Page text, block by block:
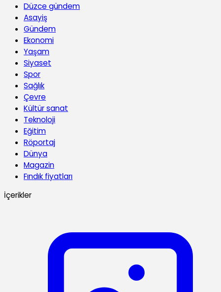
Düzce gündem
Asayiş
Gündem
Ekonomi
Yaşam
Siyaset
Spor
Sağlık
Çevre
Kültür sanat
Teknoloji
Eğitim
Röportaj
Dünya
Magazin
Fındık fiyatları
İçerikler